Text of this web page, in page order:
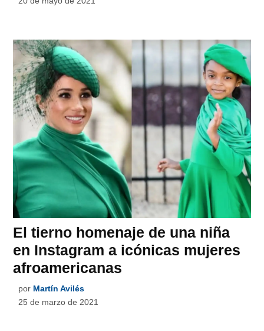
El tierno homenaje de una niña
en Instagram a icónicas mujeres
afroamericanas
por Martín Avilés
25 de marzo de 2021